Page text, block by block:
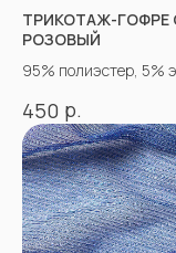
ТРИКОТАЖ-ГОФРЕ
РОЗОВЫЙ
95% полиэстер, 5%
450 р.
+7
вопросы.